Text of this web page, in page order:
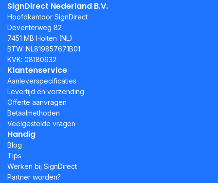
SignDirect Nederland B.V.
Hoofdkantoor SignDirect
Deventerweg 82
7451 MB Holten (NL)
BTW: NL819857671B01
KVK: 08180632
Klantenservice
Aanleverspecificaties
Levertijd en verzending
Offerte aanvragen
Betaalmethoden
Veelgestelde vragen
Handig
Blog
Tips
Werken bij SignDirect
Partner worden?